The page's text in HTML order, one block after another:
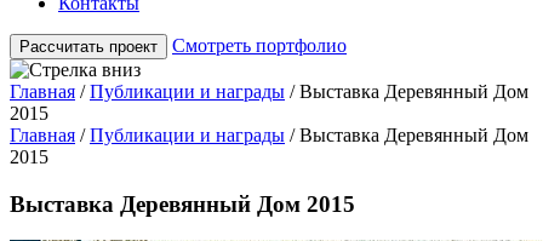
Рассчитать проект Смотреть портфолио
Главная /Публикации и награды /Выставка Деревянный Дом
2015
Главная /Публикации и награды /Выставка Деревянный Дом
2015
Выставка Деревянный Дом 2015